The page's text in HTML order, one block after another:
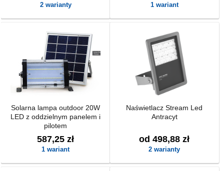
2 warianty 1 wariant
Solarna lampa outdoor 20W
LED z oddzielnym panelem i
pilotem
587,25 zł
1 wariant
Naświetlacz Stream Led
Antracyt
od 498,88 zł
2 warianty